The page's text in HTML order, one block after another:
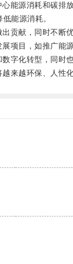
源消耗和碳排
能源消耗。
献，同时不断
目，如推广能
化转型，同时也
越环保、人性化